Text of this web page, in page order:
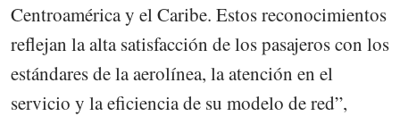
Centroamérica y el Caribe. Estos reconocimientos
reflejan la alta satisfacción de los pasajeros con los
estándares de la aerolínea, la atención en el
servicio y la eficiencia de su modelo de red”,